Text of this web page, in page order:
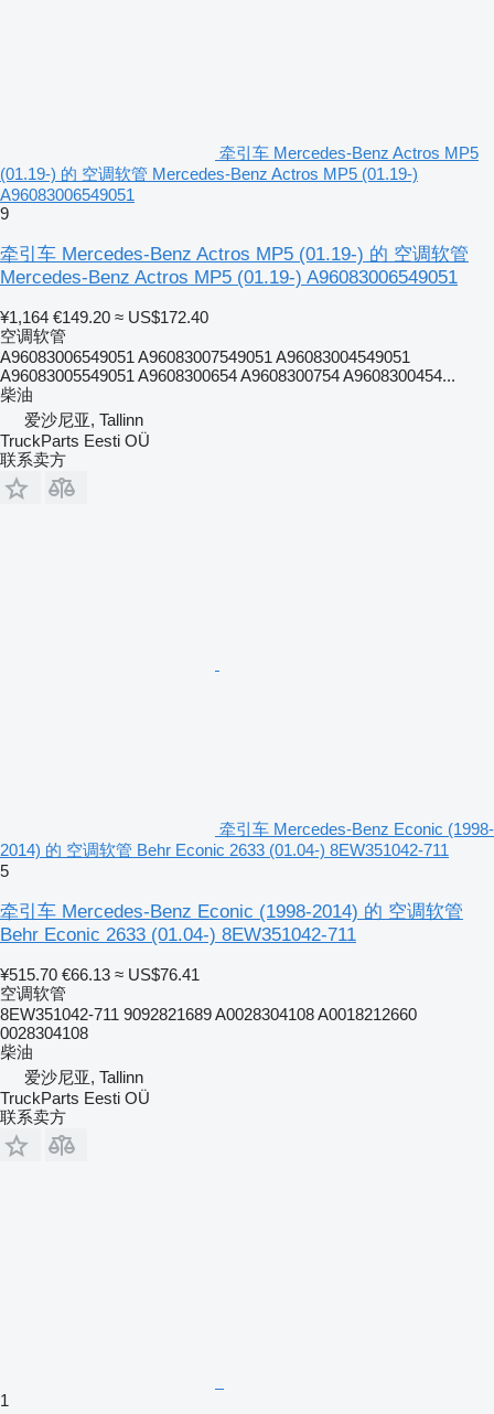
牵引车 Mercedes-Benz Actros MP5
(01.19-) 的 空调软管 Mercedes-Benz Actros MP5 (01.19-)
A96083006549051
9
牵引车 Mercedes-Benz Actros MP5 (01.19-) 的 空调软管
Mercedes-Benz Actros MP5 (01.19-) A96083006549051
¥1,164 €149.20 ≈ US$172.40
空调软管
A96083006549051 A96083007549051 A96083004549051
A96083005549051 A9608300654 A9608300754 A9608300454...
柴油
爱沙尼亚, Tallinn
TruckParts Eesti OÜ
联系卖方
牵引车 Mercedes-Benz Econic (1998-
2014) 的 空调软管 Behr Econic 2633 (01.04-) 8EW351042-711
5
牵引车 Mercedes-Benz Econic (1998-2014) 的 空调软管
Behr Econic 2633 (01.04-) 8EW351042-711
¥515.70 €66.13 ≈ US$76.41
空调软管
8EW351042-711 9092821689 A0028304108 A0018212660
0028304108
柴油
爱沙尼亚, Tallinn
TruckParts Eesti OÜ
联系卖方
1